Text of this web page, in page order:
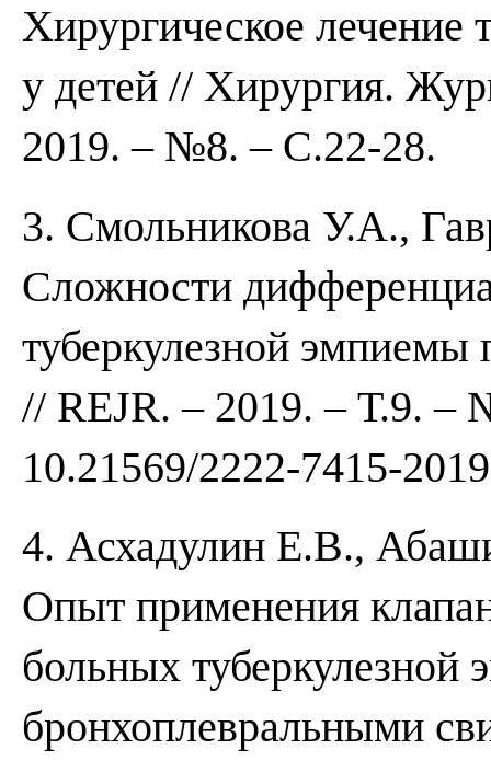
Хирургическое лечение
у детей // Хирургия.
2019. – №8. – С.22-28.
3. Смольникова У.А.,
Сложности
туберкулезной
// REJR. – 2019. – Т.9.
10.21569/2222-7415-
4. Асхадулин Е.В.,
Опыт применения
больных туберкулезной
бронхоплевральными